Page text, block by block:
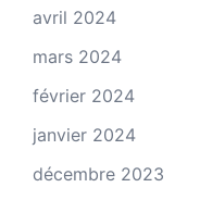
avril 2024
mars 2024
février 2024
janvier 2024
décembre 2023